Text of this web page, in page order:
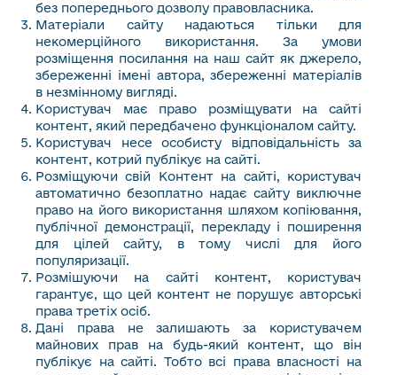
без попереднього дозволу правовласника.
Матеріали сайту надаються тільки для
некомерційного використання. За умови
розміщення посилання на наш сайт як джерело,
збереженні імені автора, збереженні матеріалів
в незмінному вигляді.
Користувач має право розміщувати на сайті
контент, який передбачено функціоналом сайту.
Користувач несе особисту відповідальність за
контент, котрий публікує на сайті.
Розміщуючи свій Контент на сайті, користувач
автоматично безоплатно надає сайту виключне
право на його використання шляхом копіювання,
публічної демонстрації, перекладу і поширення
для цілей сайту, в тому числі для його
популяризації.
Розмішуючи на сайті контент, користувач
гарантує, що цей контент не порушує авторські
права третіх осіб.
Дані права не залишають за користувачем
майнових прав на будь-який контент, що він
публікує на сайті. Тобто всі права власності на